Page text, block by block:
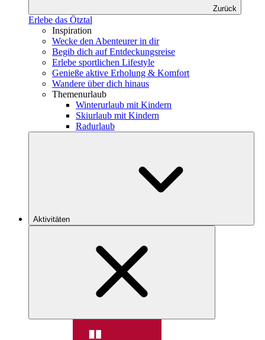
Zurück
Erlebe das Ötztal
Inspiration
Wecke den Abenteurer in dir
Begib dich auf Entdeckungsreise
Erlebe sportlichen Lifestyle
Genieße aktive Erholung & Komfort
Wandere über dich hinaus
Themenurlaub
Winterurlaub mit Kindern
Skiurlaub mit Kindern
Radurlaub
Aktivitäten